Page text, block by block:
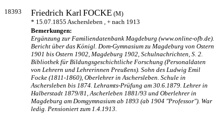
18393 Friedrich KarlFOCKE (M)
* 15.07.1855 Aschersleben , + nach 1913
Bemerkungen:
Ergänzung zur Familiendatenbank Magdeburg (www.online-ofb.de).
Bericht über das Königl. Dom-Gymnasium zu Magdeburg von Ostern
1901 bis Ostern 1902, Magdeburg 1902, Schulnachrichten, S. 2.
Bibliothek für Bildungsgeschichtliche Forschung (Personaldaten
von Lehrern und Lehrerinnen Preußens). Sohn des Ludwig Emil
Focke (1811-1860), Oberlehrer in Aschersleben. Schule in
Aschersleben bis 1874. Lehramts-Prüfung am 30.6.1879. Lehrer in
Halberstadt 1879/81, Ascherleben 1881/93 und Oberlehrer in
Magdeburg am Domgymnasium ab 1893 (ab 1904 "Professor"). War
ledig. Pensioniert zum 1.4.1913.